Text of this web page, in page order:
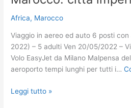
Africa, Marocco
Viaggio in aereo ed auto 6 posti
2022) – 5 adulti Ven 20/05/2022 –
Volo EasyJet da Milano Malpensa
aeroporto tempi lunghi per tutti i…
Marocco:
Leggi tutto »